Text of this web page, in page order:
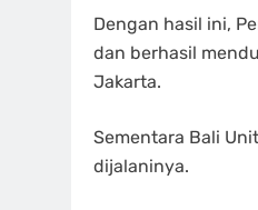
Dengan hasil ini,
dan berhasil
Jakarta.
Sementara Bali
dijalaninya.